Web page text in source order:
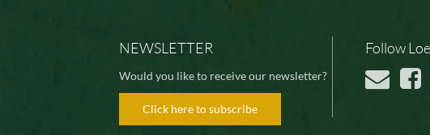
NEWSLETTER
Would you like to receive our newsletter?
Click here to subscribe
Follow